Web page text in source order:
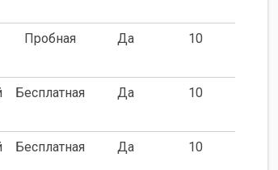
Пробная Да 10
Бесплатная Да 10
Бесплатная Да 10